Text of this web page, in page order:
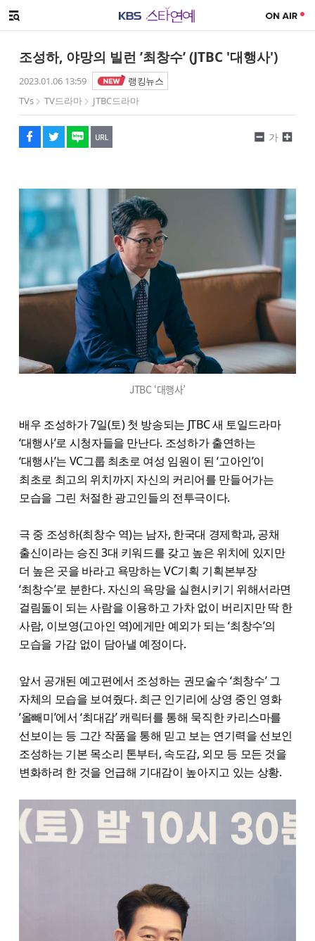
메뉴 열기
조성하, 야망의 빌런 ’최창수’ (JTBC '대행사')
2023.01.06 13:59
랭킹뉴스
TVs
TV드라마 JTBC드라마
페이스북
트위터
네이버
URL복사
글씨 작게보기
가
글씨 크게보기
JTBC ‘대행사’
배우 조성하가 7일(토) 첫 방송되는 JTBC 새 토일드라마
‘대행사’로 시청자들을 만난다. 조성하가 출연하는
‘대행사’는 VC그룹 최초로 여성 임원이 된 ‘고아인’이
최초로 최고의 위치까지 자신의 커리어를 만들어가는
모습을 그린 처절한 광고인들의 전투극이다.
극 중 조성하(최창수 역)는 남자, 한국대 경제학과, 공채
출신이라는 승진 3대 키워드를 갖고 높은 위치에 있지만
더 높은 곳을 바라고 욕망하는 VC기획 기획본부장
‘최창수’로 분한다. 자신의 욕망을 실현시키기 위해서라면
걸림돌이 되는 사람을 이용하고 가차 없이 버리지만 딱 한
사람, 이보영(고아인 역)에게만 예외가 되는 ‘최창수’의
모습을 가감 없이 담아낼 예정이다.
앞서 공개된 예고편에서 조성하는 권모술수 ‘최창수’ 그
자체의 모습을 보여줬다. 최근 인기리에 상영 중인 영화
’올빼미’에서 ‘최대감’ 캐릭터를 통해 묵직한 카리스마를
선보이는 등 그간 작품을 통해 믿고 보는 연기력을 선보인
조성하는 기본 목소리 톤부터, 속도감, 외모 등 모든 것을
변화하려 한 것을 언급해 기대감이 높아지고 있는 상황.